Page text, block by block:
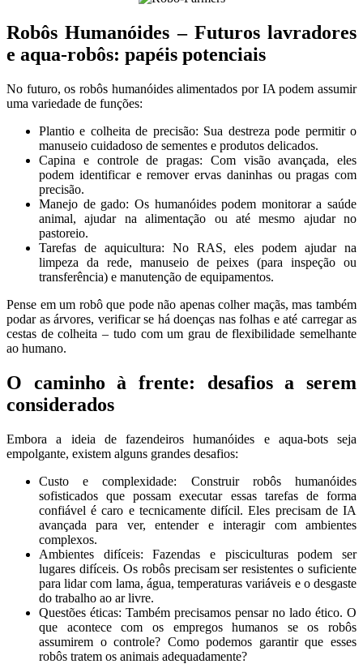
Robôs Humanóides – Futuros lavradores
e aqua-robôs: papéis potenciais
No futuro, os robôs humanóides alimentados por IA podem assumir
uma variedade de funções:
Plantio e colheita de precisão: Sua destreza pode permitir o
manuseio cuidadoso de sementes e produtos delicados.
Capina e controle de pragas: Com visão avançada, eles
podem identificar e remover ervas daninhas ou pragas com
precisão.
Manejo de gado: Os humanóides podem monitorar a saúde
animal, ajudar na alimentação ou até mesmo ajudar no
pastoreio.
Tarefas de aquicultura: No RAS, eles podem ajudar na
limpeza da rede, manuseio de peixes (para inspeção ou
transferência) e manutenção de equipamentos.
Pense em um robô que pode não apenas colher maçãs, mas também
podar as árvores, verificar se há doenças nas folhas e até carregar as
cestas de colheita – tudo com um grau de flexibilidade semelhante
ao humano.
O caminho à frente: desafios a serem
considerados
Embora a ideia de fazendeiros humanóides e aqua-bots seja
empolgante, existem alguns grandes desafios:
Custo e complexidade: Construir robôs humanóides
sofisticados que possam executar essas tarefas de forma
confiável é caro e tecnicamente difícil. Eles precisam de IA
avançada para ver, entender e interagir com ambientes
complexos.
Ambientes difíceis: Fazendas e pisciculturas podem ser
lugares difíceis. Os robôs precisam ser resistentes o suficiente
para lidar com lama, água, temperaturas variáveis e o desgaste
do trabalho ao ar livre.
Questões éticas: Também precisamos pensar no lado ético. O
que acontece com os empregos humanos se os robôs
assumirem o controle? Como podemos garantir que esses
robôs tratem os animais adequadamente?